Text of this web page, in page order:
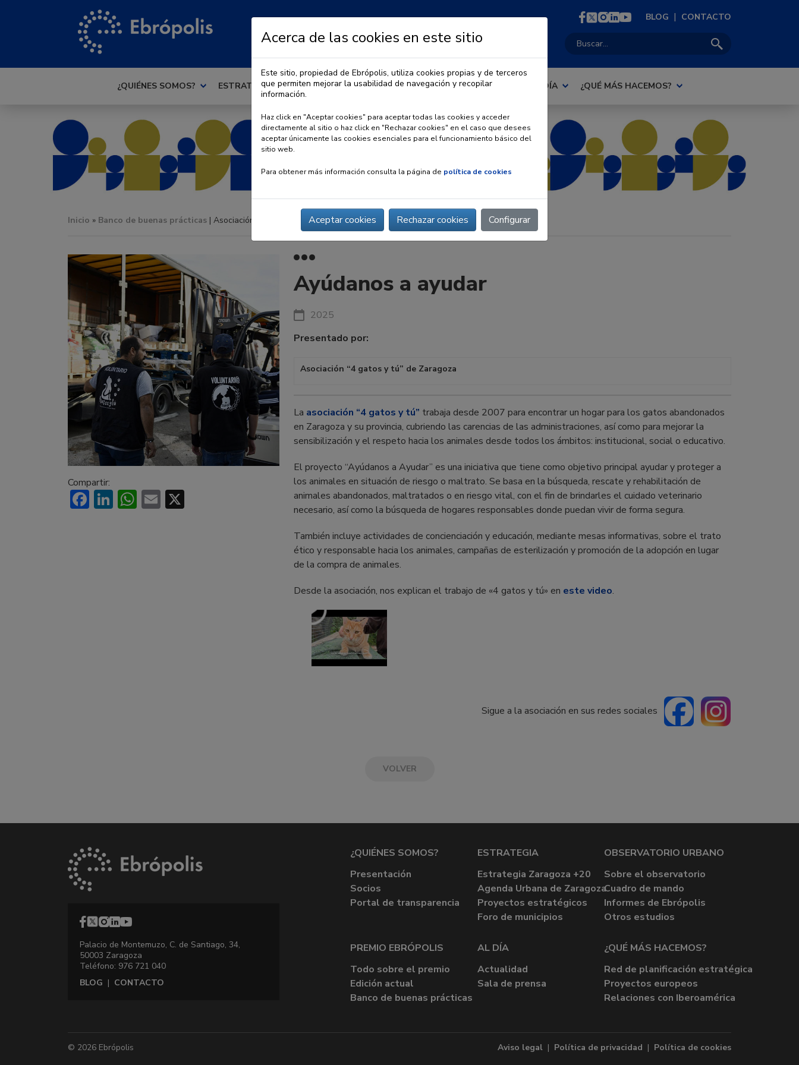
BLOG | CONTACTO
¿QUIÉNES SOMOS? ESTRATEGIA OBSERVATORIO URBANO PREMIO EBRÓPOLIS AL DÍA ¿QUÉ MÁS HACEMOS?
Inicio » Banco de buenas prácticas | Asociación “4 gatos y tú” de Zaragoza
Compartir:
Facebook
LinkedIn
WhatsApp
Email
Ayúdanos a ayudar
2025
Presentado por:
Asociación “4 gatos y tú” de Zaragoza
La asociación “4 gatos y tú” trabaja desde 2007 para encontrar un hogar para los gatos abandonados
en Zaragoza y su provincia, cubriendo las carencias de las administraciones, así como para mejorar la
sensibilización y el respeto hacia los animales desde todos los ámbitos: institucional, social o educativo.
El proyecto “Ayúdanos a Ayudar” es una iniciativa que tiene como objetivo principal ayudar y proteger a
los animales en situación de riesgo o maltrato. Se basa en la búsqueda, rescate y rehabilitación de
animales abandonados, maltratados o en riesgo vital, con el fin de brindarles el cuidado veterinario
necesario, así como la búsqueda de hogares responsables donde puedan vivir de forma segura.
También incluye actividades de concienciación y educación, mediante mesas informativas, sobre el trato
ético y responsable hacia los animales, campañas de esterilización y promoción de la adopción en lugar
de la compra de animales.
Desde la asociación, nos explican el trabajo de «4 gatos y tú» en este video.
Sigue a la asociación en sus redes sociales
VOLVER
Palacio de Montemuzo, C. de Santiago, 34,
50003 Zaragoza
Teléfono: 976 721 040
BLOG | CONTACTO
¿QUIÉNES SOMOS?
Presentación
Socios
Portal de transparencia
ESTRATEGIA
Estrategia Zaragoza +20
Agenda Urbana de Zaragoza
Proyectos estratégicos
Foro de municipios
OBSERVATORIO URBANO
Sobre el observatorio
Cuadro de mando
Informes de Ebrópolis
Otros estudios
PREMIO EBRÓPOLIS
Todo sobre el premio
Edición actual
Banco de buenas prácticas
AL DÍA
Actualidad
Sala de prensa
¿QUÉ MÁS HACEMOS?
Red de planificación estratégica
Proyectos europeos
Relaciones con Iberoamérica
© 2026 Ebrópolis Aviso legal | Política de privacidad | Política de cookies
Acerca de las cookies en este sitio
Este sitio, propiedad de Ebrópolis, utiliza cookies propias y de terceros
que permiten mejorar la usabilidad de navegación y recopilar
información.
Haz click en "Aceptar cookies" para aceptar todas las cookies y acceder
directamente al sitio o haz click en "Rechazar cookies" en el caso que desees
aceptar únicamente las cookies esenciales para el funcionamiento básico del
sitio web.
Para obtener más información consulta la página de política de cookies
Aceptar cookies Rechazar cookies Configurar